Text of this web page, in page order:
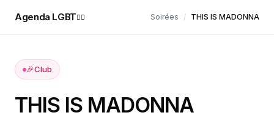
Agenda LGBT🏳️‍🌈 Soirées / THIS IS MADONNA
🎉Club
THIS IS MADONNA